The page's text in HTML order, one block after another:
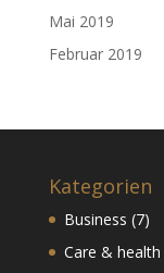
Mai 2019
Februar 2019
Kategorien
Business (7)
Care & health